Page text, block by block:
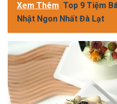
Xem Thêm Top 9 Tiệm
Nhật Ngon Nhất Đà Lạt